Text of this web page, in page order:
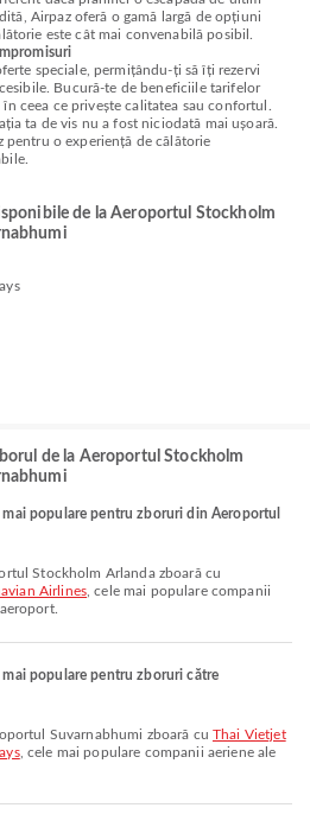
Airpaz oferă o gamă largă de opțiuni
este cât mai convenabilă posibil.
speciale, permițându-ți să îți rezervi
Bucură-te de beneficiile tarifelor
ceea ce privește calitatea sau confortul.
ta de vis nu a fost niciodată mai ușoară.
pentru o experiență de călătorie
de la Aeroportul Stockholm
de la Aeroportul Stockholm
populare pentru zboruri din Aeroportul
Stockholm Arlanda zboară cu
Airlines , cele mai populare companii
populare pentru zboruri către
Suvarnabhumi zboară cu Thai Vietjet
, cele mai populare companii aeriene ale